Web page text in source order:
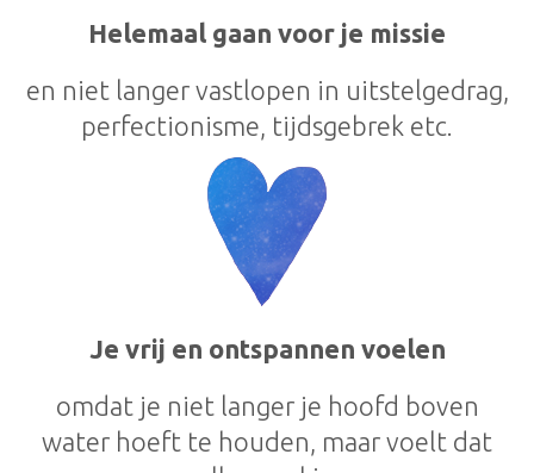
Helemaal gaan voor je missie
en niet langer vastlopen in uitstelgedrag,
perfectionisme, tijdsgebrek etc.
Je vrij en ontspannen voelen
omdat je niet langer je hoofd boven
water hoeft te houden, maar voelt dat